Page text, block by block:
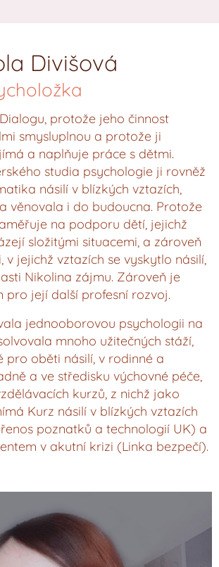
Divišová
protože jeho činnost
smysluplnou a protože ji
a naplňuje práce s dětmi.
studia psychologie ji rovněž
násilí v blízkých vztazích,
věnovala i do budoucna. Protože
na podporu dětí, jejichž
složitými situacemi, a zároveň
v jejichž vztazích se vyskytlo násilí,
Nikolina zájmu. Zároveň je
pro její další profesní rozvoj.
jednooborovou psychologii na
mnoho užitečných stáží,
pro oběti násilí, v rodinné a
a ve středisku výchovné péče,
kurzů, z nichž jako
Kurz násilí v blízkých vztazích
poznatků a technologií UK) a
v akutní krizi (Linka bezpečí).